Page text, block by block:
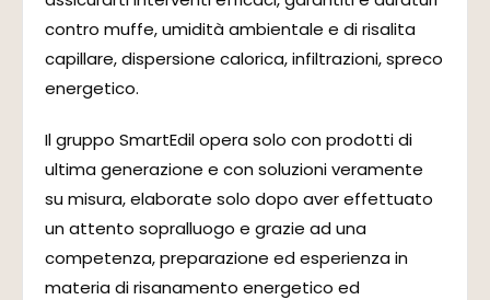
contro muffe, umidità ambientale e di risalita
capillare, dispersione calorica, infiltrazioni, spreco
energetico.
Il gruppo SmartEdil opera solo con prodotti di
ultima generazione e con soluzioni veramente
su misura, elaborate solo dopo aver effettuato
un attento sopralluogo e grazie ad una
competenza, preparazione ed esperienza in
materia di risanamento energetico ed